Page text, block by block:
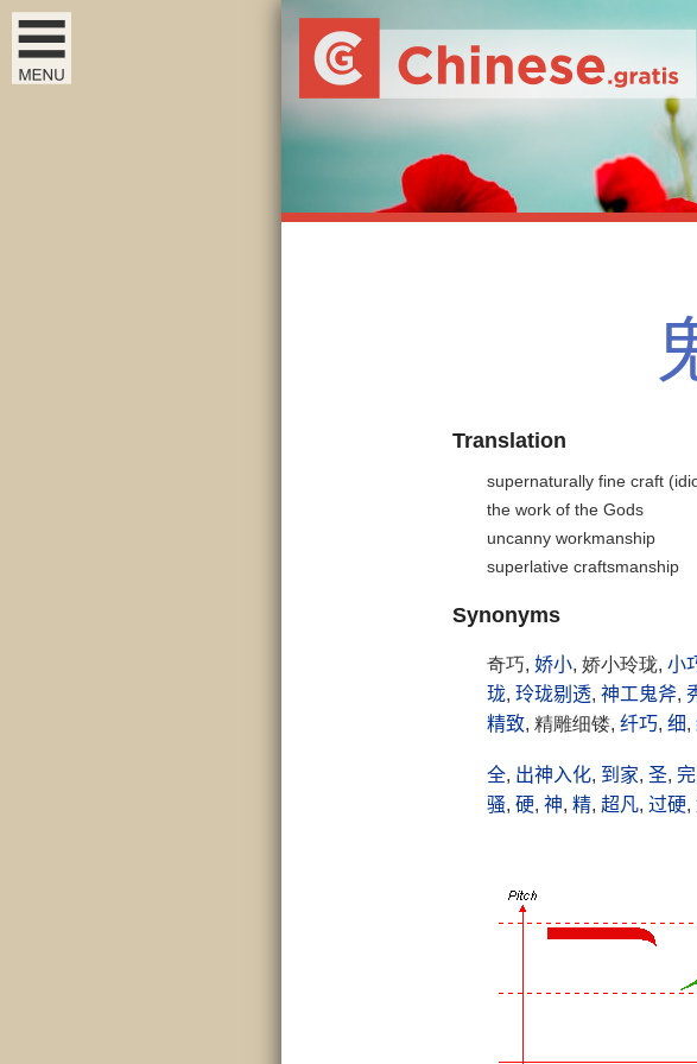
Translation
supernaturally fine craft
the work of the Gods
uncanny workmanship
superlative craftsmanship
Synonyms
奇巧, 娇小, 娇小玲珑, 小
珑, 玲珑剔透, 神工鬼斧,
精致, 精雕细镂, 纤巧, 细,
全, 出神入化, 到家, 圣, 完
骚, 硬, 神, 精, 超凡, 过硬,